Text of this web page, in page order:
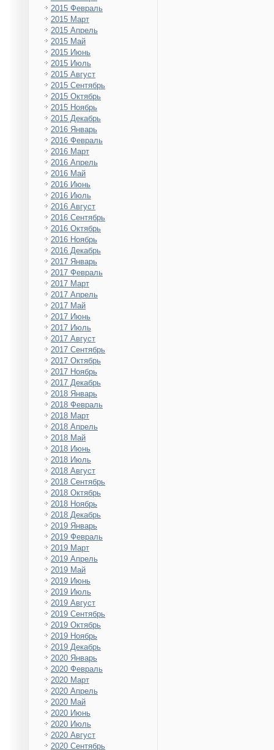
2015 Февраль
2015 Март
2015 Апрель
2015 Май
2015 Июнь
2015 Июль
2015 Август
2015 Сентябрь
2015 Октябрь
2015 Ноябрь
2015 Декабрь
2016 Январь
2016 Февраль
2016 Март
2016 Апрель
2016 Май
2016 Июнь
2016 Июль
2016 Август
2016 Сентябрь
2016 Октябрь
2016 Ноябрь
2016 Декабрь
2017 Январь
2017 Февраль
2017 Март
2017 Апрель
2017 Май
2017 Июнь
2017 Июль
2017 Август
2017 Сентябрь
2017 Октябрь
2017 Ноябрь
2017 Декабрь
2018 Январь
2018 Февраль
2018 Март
2018 Апрель
2018 Май
2018 Июнь
2018 Июль
2018 Август
2018 Сентябрь
2018 Октябрь
2018 Ноябрь
2018 Декабрь
2019 Январь
2019 Февраль
2019 Март
2019 Апрель
2019 Май
2019 Июнь
2019 Июль
2019 Август
2019 Сентябрь
2019 Октябрь
2019 Ноябрь
2019 Декабрь
2020 Январь
2020 Февраль
2020 Март
2020 Апрель
2020 Май
2020 Июнь
2020 Июль
2020 Август
2020 Сентябрь